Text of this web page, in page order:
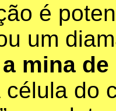
é
um
mina
célula do